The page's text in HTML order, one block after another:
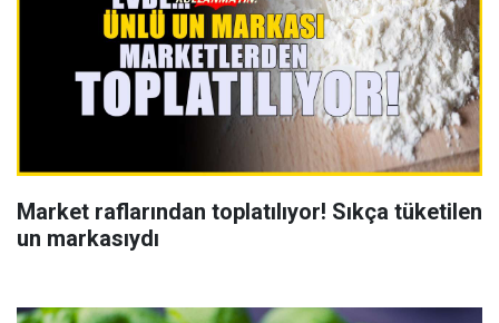
Market raflarından toplatılıyor! Sıkça tüketilen
un markasıydı